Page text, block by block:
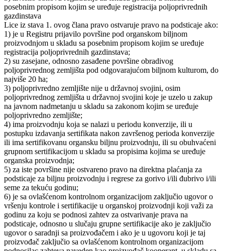
posebnim propisom kojim se uređuje registracija poljoprivrednih
gazdinstava
Lice iz stava 1. ovog člana pravo ostvaruje pravo na podsticaje ako:
1) je u Registru prijavilo površine pod organskom biljnom
proizvodnjom u skladu sa posebnim propisom kojim se uređuje
registracija poljoprivrednih gazdinstava;
2) su zasejane, odnosno zasađene površine obradivog
poljoprivrednog zemljišta pod odgovarajućom biljnom kulturom, do
najviše 20 ha;
3) poljoprivredno zemljište nije u državnoj svojini, osim
poljoprivrednog zemljišta u državnoj svojini koje je uzelo u zakup
na javnom nadmetanju u skladu sa zakonom kojim se uređuje
poljoprivredno zemljište;
4) ima proizvodnju koja se nalazi u periodu konverzije, ili u
postupku izdavanja sertifikata nakon završenog perioda konverzije
ili ima sertifikovanu organsku biljnu proizvodnju, ili su obuhvaćeni
grupnom sertifikacijom u skladu sa propisima kojima se uređuje
organska proizvodnja;
5) za iste površine nije ostvareno pravo na direktna plaćanja za
podsticaje za biljnu proizvodnju i regrese za gorivo i/ili đubrivo i/ili
seme za tekuću godinu;
6) je sa ovlašćenom kontrolnom organizacijom zaključio ugovor o
vršenju kontrole i sertifikacije u organskoj proizvodnji koji važi za
godinu za koju se podnosi zahtev za ostvarivanje prava na
podsticaje, odnosno u slučaju grupne sertifikacije ako je zaključio
ugovor o saradnji sa proizvođačem i ako je u ugovoru koji je taj
proizvođač zaključio sa ovlašćenom kontrolnom organizacijom